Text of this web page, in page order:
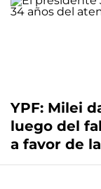
YPF: Milei
luego del
a favor de